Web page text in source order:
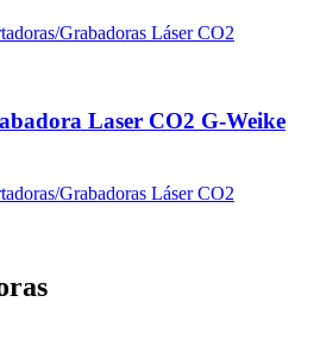
Grabadoras Láser CO2
Laser CO2 G-Weike
Grabadoras Láser CO2